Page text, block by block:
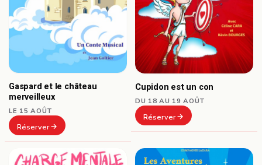
Gaspard et le château
merveilleux
LE 15 AOÛT
Réserver
Cupidon est un con
DU 18 AU 19 AOÛT
Réserver